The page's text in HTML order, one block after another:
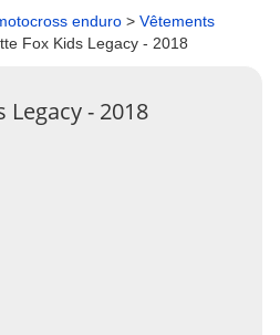
enduro > Vêtements
Fox Kids Legacy - 2018
Legacy - 2018